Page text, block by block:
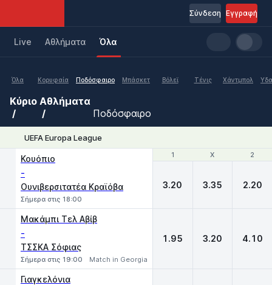
Εγγραφή
Σύνδεση
Live Aθλήματα Όλα
Όλα Κορυφαία Ποδόσφαιρο Μπάσκετ Βόλεϊ Τένις Χάντμπολ
Κύριο Αθλήματα
Ποδόσφαιρο
UEFA Europa League
1 X 2
Κουόπιο
-
Ουνιβερσιτατέα Κραϊόβα
Σήμερα στις 18:00
1 X 2
3.20 3.35 2.20
Μακάμπι Τελ Αβίβ
-
ΤΣΣΚΑ Σόφιας
Σήμερα στις 19:00 Match in Georgia
1.95 3.20 4.10
Γιαγκελόνια